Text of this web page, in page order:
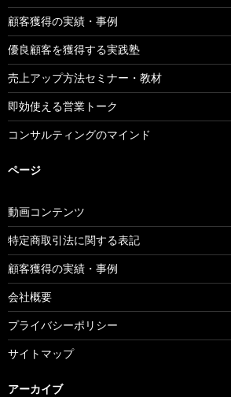
顧客獲得の実績・事例
優良顧客を獲得する実践塾
売上アップ方法セミナー・教材
即効使える営業トーク
コンサルティングのマインド
ページ
動画コンテンツ
特定商取引法に関する表記
顧客獲得の実績・事例
会社概要
プライバシーポリシー
サイトマップ
アーカイブ